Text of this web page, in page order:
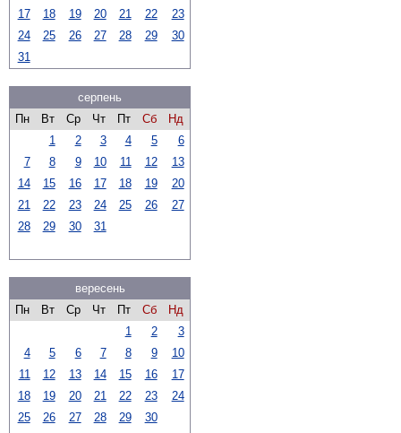
17
18 19 20 21 22
23
24
25 26 27 28 29
30
31
серпень
Пн
Вт Ср Чт Пт Сб
Нд
1
2 3 4 5
6
7
8 9 10 11 12
13
14
15 16 17 18 19
20
21
22 23 24 25 26
27
28
29 30 31
вересень
Пн
Вт Ср Чт Пт Сб
Нд
1
2
3
4
5 6 7 8 9
10
11
12 13 14 15 16
17
18
19 20 21 22 23
24
25
26 27 28 29 30